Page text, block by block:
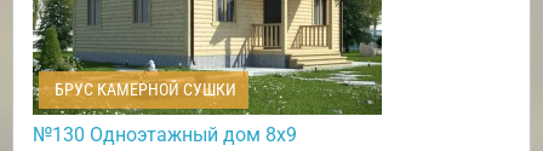
БРУС КАМЕРНОЙ СУШКИ
№130 Одноэтажный дом 8х9